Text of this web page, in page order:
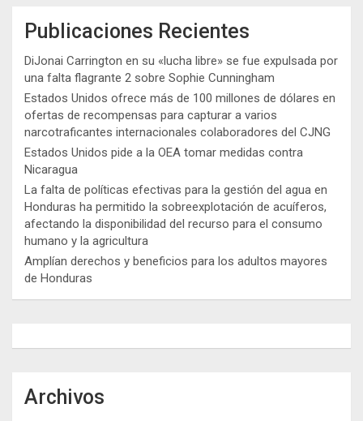
Publicaciones Recientes
DiJonai Carrington en su «lucha libre» se fue expulsada por
una falta flagrante 2 sobre Sophie Cunningham
Estados Unidos ofrece más de 100 millones de dólares en
ofertas de recompensas para capturar a varios
narcotraficantes internacionales colaboradores del CJNG
Estados Unidos pide a la OEA tomar medidas contra
Nicaragua
La falta de políticas efectivas para la gestión del agua en
Honduras ha permitido la sobreexplotación de acuíferos,
afectando la disponibilidad del recurso para el consumo
humano y la agricultura
Amplían derechos y beneficios para los adultos mayores
de Honduras
Archivos